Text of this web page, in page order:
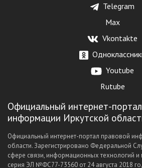
Telegram
Max
Vkontakte
Youtube
Rutube
Официальный интернет-
информации Иркутской
Официальный интернет-портал правовой
области. Зарегистрировано Федеральной
сфере связи, информационных технологий
серия ЭЛ №ФС77-73560 от 24 августа 2018